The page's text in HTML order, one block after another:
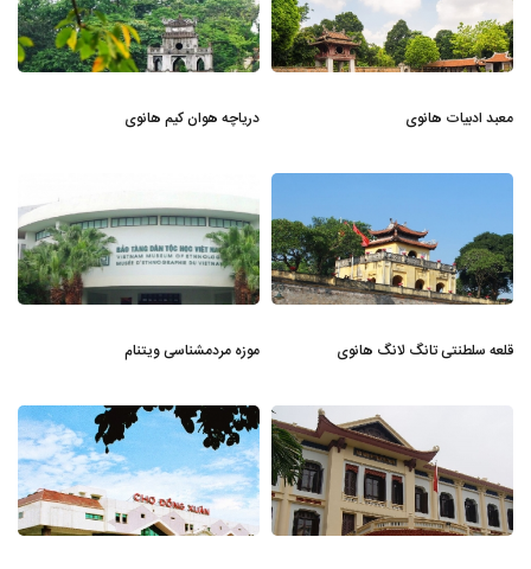
معبد ادبیات هانوی دریاچه هوان کیم هانوی
قلعه سلطنتی تانگ لانگ هانوی موزه مردمشناسی ویتنام